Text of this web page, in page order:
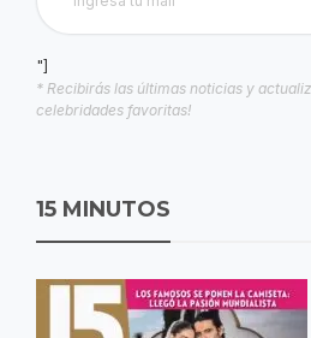
"]
* Recibirás las últimas noticias y
celebridades favoritas!
15 MINUTOS